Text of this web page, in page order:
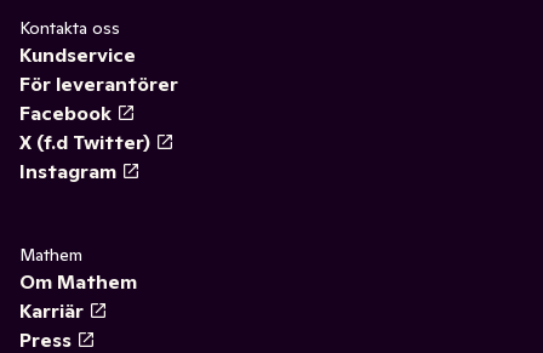
Kontakta oss
Kundservice
För leverantörer
Facebook
X (f.d Twitter)
Instagram
Mathem
Om Mathem
Karriär
Press